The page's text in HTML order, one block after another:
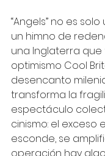
“Angels” no es
un himno de
una Inglaterra
optimismo Cool
desencanto
transforma la
espectáculo
cinismo: el exceso
esconde, se
operación hay algo